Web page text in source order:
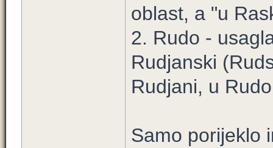
oblast, a "u
2. Rudo -
Rudjanski
Rudjani, u
Samo porijeklo